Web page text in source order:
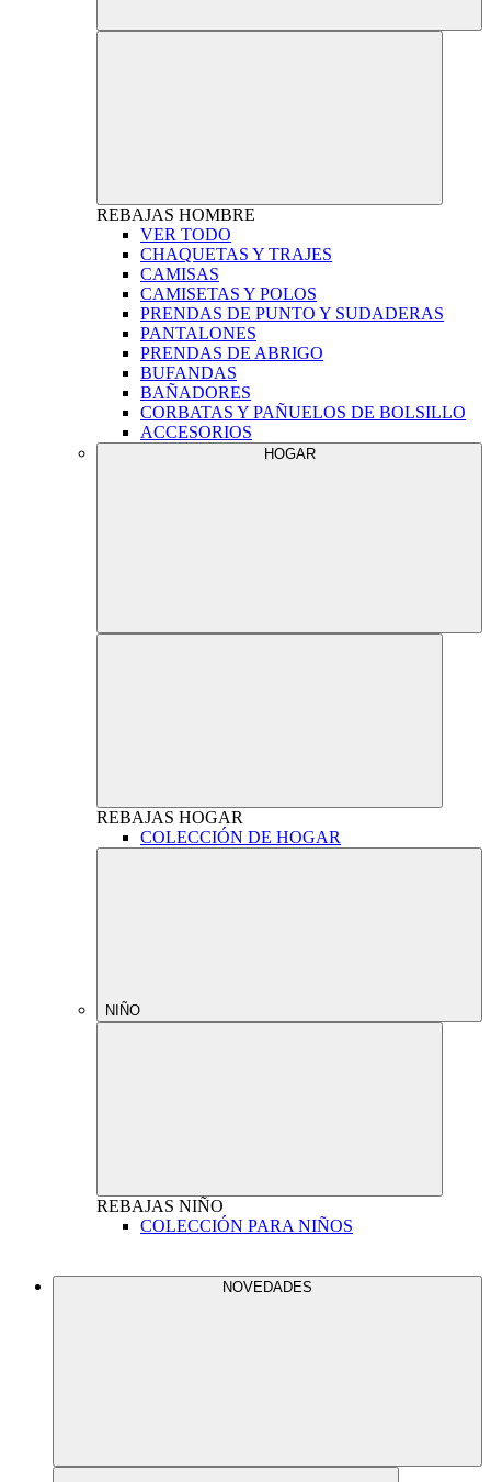
REBAJAS HOMBRE
VER TODO
CHAQUETAS Y TRAJES
CAMISAS
CAMISETAS Y POLOS
PRENDAS DE PUNTO Y SUDADERAS
PANTALONES
PRENDAS DE ABRIGO
BUFANDAS
BAÑADORES
CORBATAS Y PAÑUELOS DE BOLSILLO
ACCESORIOS
HOGAR
REBAJAS HOGAR
COLECCIÓN DE HOGAR
NIÑO
REBAJAS NIÑO
COLECCIÓN PARA NIÑOS
NOVEDADES